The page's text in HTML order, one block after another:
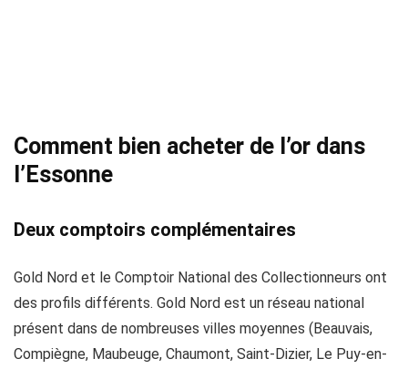
Comment bien acheter de l’or dans
l’Essonne
Deux comptoirs complémentaires
Gold Nord et le Comptoir National des Collectionneurs ont
des profils différents. Gold Nord est un réseau national
présent dans de nombreuses villes moyennes (Beauvais,
Compiègne, Maubeuge, Chaumont, Saint-Dizier, Le Puy-en-